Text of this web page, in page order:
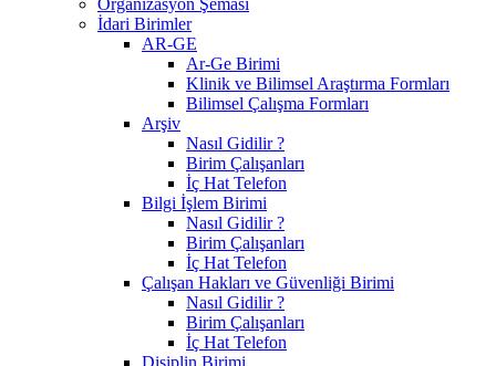
İdari Birimler
AR-GE
Ar-Ge Birimi
Klinik ve Bilimsel Araştırma Formları
Bilimsel Çalışma Formları
Arşiv
Nasıl Gidilir ?
Birim Çalışanları
İç Hat Telefon
Bilgi İşlem Birimi
Nasıl Gidilir ?
Birim Çalışanları
İç Hat Telefon
Çalışan Hakları ve Güvenliği Birimi
Nasıl Gidilir ?
Birim Çalışanları
İç Hat Telefon
Disiplin Birimi